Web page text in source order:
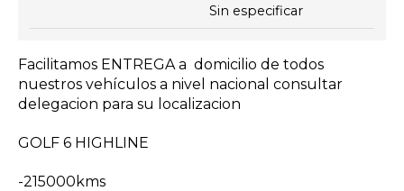
Sin especificar
Facilitamos ENTREGA a domicilio de todos
nuestros vehículos a nivel nacional consultar
delegacion para su localizacion
GOLF 6 HIGHLINE
-215000kms